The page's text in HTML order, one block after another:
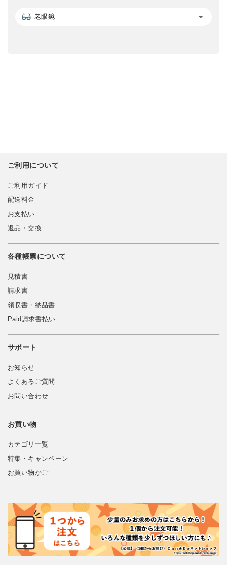
老眼鏡
ご利用について
ご利用ガイド
配送料金
お支払い
返品・交換
各種帳票について
見積書
請求書
領収書・納品書
Paid請求書払い
サポート
お知らせ
よくあるご質問
お問い合わせ
お買い物
カテゴリ一覧
特集・キャンペーン
お買い物かご